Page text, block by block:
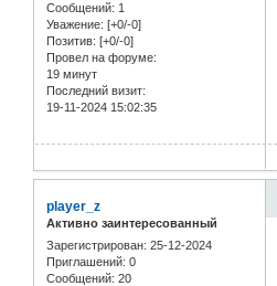
Сообщений: 1
Уважение: [+0/-0]
Позитив: [+0/-0]
Провел на форуме:
19 минут
Последний визит:
19-11-2024 15:02:35
player_z
Активно заинтересованный
Зарегистрирован: 25-12-2024
Приглашений: 0
Сообщений: 20